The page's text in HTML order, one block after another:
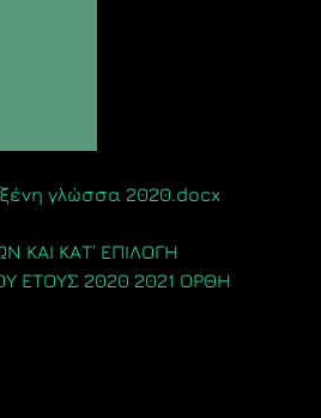
γλώσσα 2020.docx
ΚΑΙ ΚΑΤ΄ ΕΠΙΛΟΓΗ
ΕΤΟΥΣ 2020 2021 ΟΡΘΗ